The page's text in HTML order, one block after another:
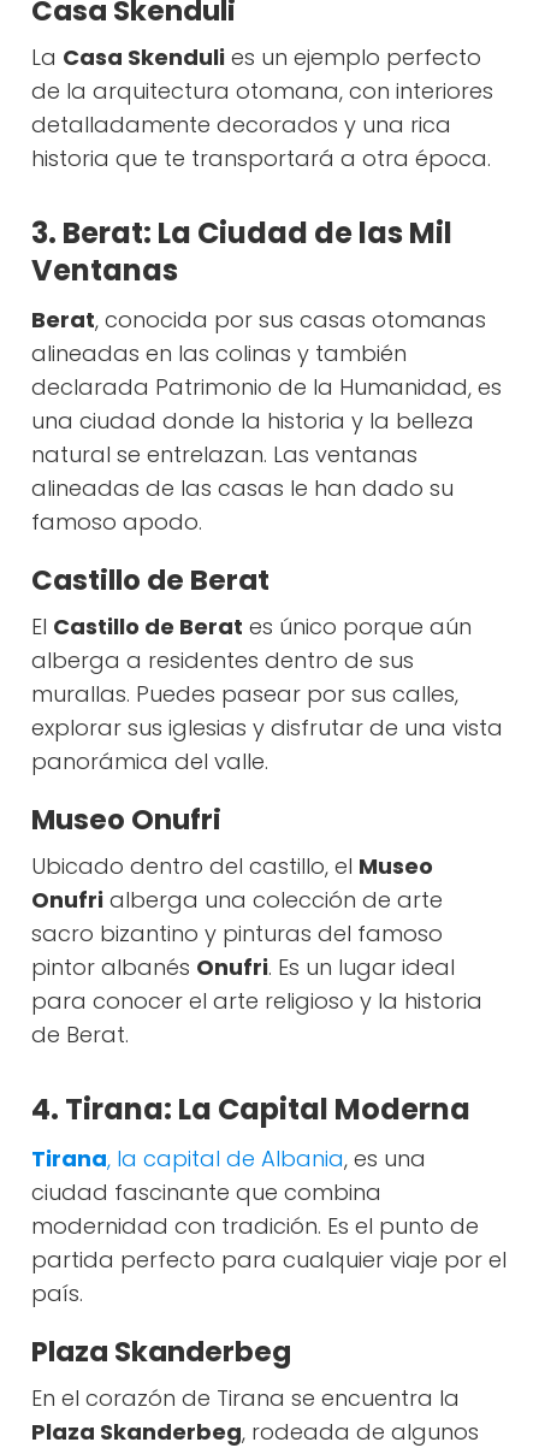
Casa Skenduli
La Casa Skenduli es un ejemplo perfecto
de la arquitectura otomana, con interiores
detalladamente decorados y una rica
historia que te transportará a otra época.
3. Berat: La Ciudad de las Mil
Ventanas
Berat, conocida por sus casas otomanas
alineadas en las colinas y también
declarada Patrimonio de la Humanidad, es
una ciudad donde la historia y la belleza
natural se entrelazan. Las ventanas
alineadas de las casas le han dado su
famoso apodo.
Castillo de Berat
El Castillo de Berat es único porque aún
alberga a residentes dentro de sus
murallas. Puedes pasear por sus calles,
explorar sus iglesias y disfrutar de una vista
panorámica del valle.
Museo Onufri
Ubicado dentro del castillo, el Museo
Onufri alberga una colección de arte
sacro bizantino y pinturas del famoso
pintor albanés Onufri. Es un lugar ideal
para conocer el arte religioso y la historia
de Berat.
4. Tirana: La Capital Moderna
Tirana, la capital de Albania, es una
ciudad fascinante que combina
modernidad con tradición. Es el punto de
partida perfecto para cualquier viaje por el
país.
Plaza Skanderbeg
En el corazón de Tirana se encuentra la
Plaza Skanderbeg, rodeada de algunos